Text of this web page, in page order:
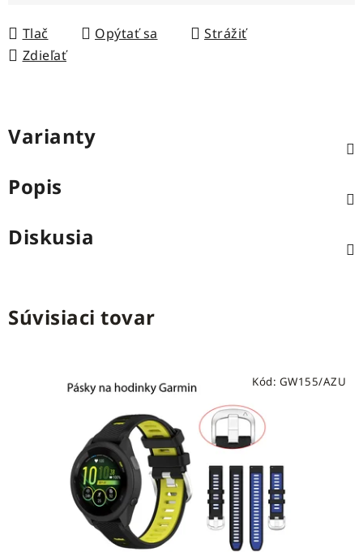
Tlač
Opýtať sa
Strážiť
Zdieľať
Varianty
Popis
Diskusia
Súvisiaci tovar
Kód: GW155/AZU